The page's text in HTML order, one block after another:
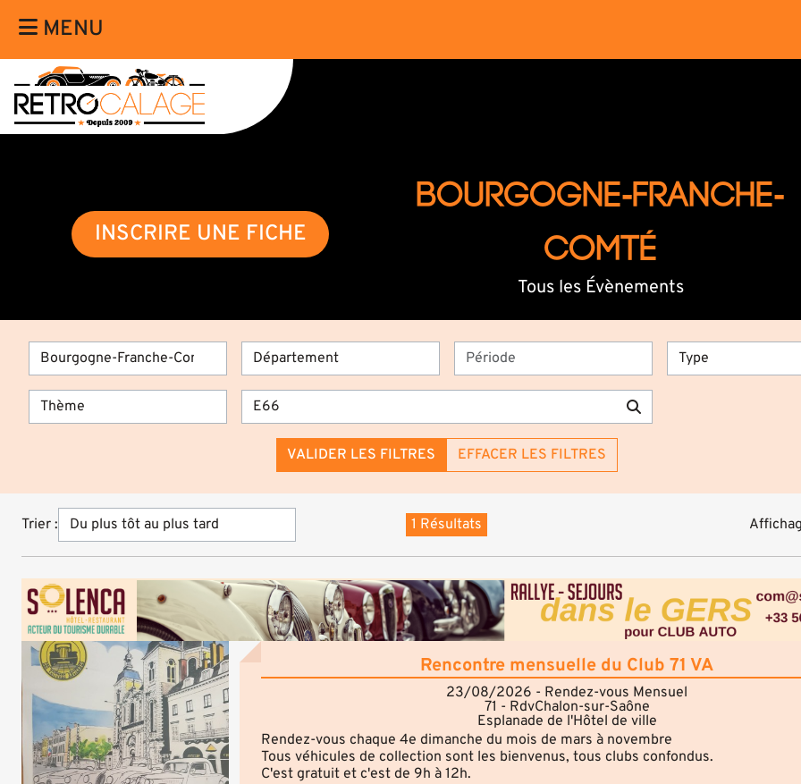
MENU
INSCRIRE UNE FICHE
BOURGOGNE-FRANCHE-
COMTÉ
Tous les Évènements
VALIDER LES FILTRES EFFACER LES FILTRES
Trier : 1 Résultats
Rencontre mensuelle du Club 71 VA
23/08/2026 - Rendez-vous Mensuel
71 - RdvChalon-sur-Saône
Esplanade de l'Hôtel de ville
Rendez-vous chaque 4e dimanche du mois de mars à novembre
Tous véhicules de collection sont les bienvenus, tous clubs confondus.
C'est gratuit et c'est de 9h à 12h.